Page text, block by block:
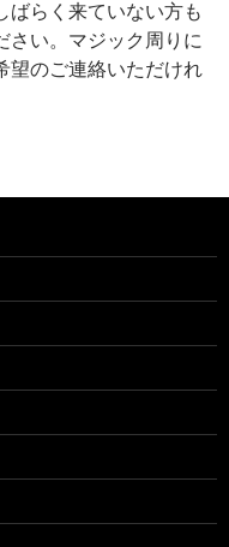
ばらく来ていない方も
さい。マジック周りに
望のご連絡いただけれ